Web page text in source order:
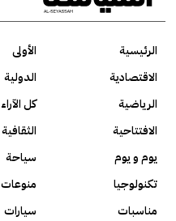
الرئيسية الأولى
الاقتصادية
الدولية
الرياضية
كل الآراء
الافتتاحية
الثقافية
يوم و يوم
سياحة
تكنولوجيا
منوعات
مناسبات
سيارات